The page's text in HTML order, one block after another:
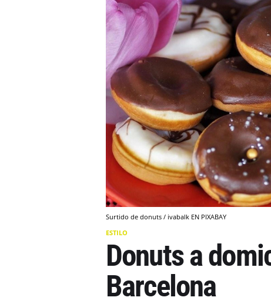
Surtido de donuts / ivabalk EN PIXABAY
ESTILO
Donuts a
Barcelona